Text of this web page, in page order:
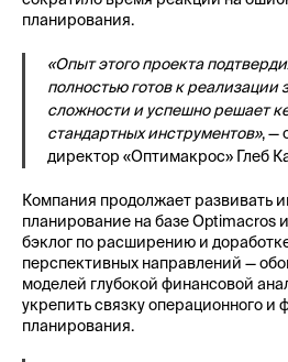
планирования.
«Опыт этого проекта
полностью готов к реализации
сложности и успешно решает
стандартных инструментов», —
директор «Оптимакрос» Глеб
Компания продолжает развивать
планирование на базе Optimacros
бэклог по расширению и
перспективных направлений —
моделей глубокой финансовой
укрепить связку операционного и
планирования.